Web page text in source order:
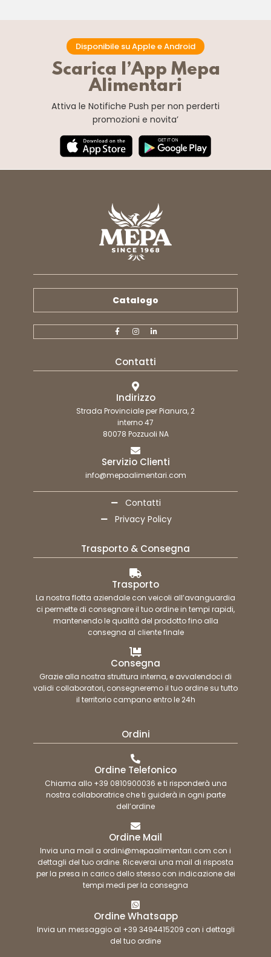
Disponibile su Apple e Android
Scarica l’App Mepa
Alimentari
Attiva le Notifiche Push per non perderti
promozioni e novita’
Catalogo
Contatti
Indirizzo
Strada Provinciale per Pianura, 2
interno 47
80078 Pozzuoli NA
Servizio Clienti
info@mepaalimentari.com
Contatti
Privacy Policy
Trasporto & Consegna
Trasporto
La nostra flotta aziendale con veicoli all’avanguardia
ci permette di consegnare il tuo ordine in tempi rapidi,
mantenendo le qualità del prodotto fino alla
consegna al cliente finale
Consegna
Grazie alla nostra struttura interna, e avvalendoci di
validi collaboratori, consegneremo il tuo ordine su tutto
il territorio campano entro le 24h
Ordini
Ordine Telefonico
Chiama allo +39 0810900036 e ti risponderà una
nostra collaboratrice che ti guiderà in ogni parte
dell’ordine
Ordine Mail
Invia una mail a ordini@mepaalimentari.com con i
dettagli del tuo ordine. Riceverai una mail di risposta
per la presa in carico dello stesso con indicazione dei
tempi medi per la consegna
Ordine Whatsapp
Invia un messaggio al +39 3494415209 con i dettagli
del tuo ordine